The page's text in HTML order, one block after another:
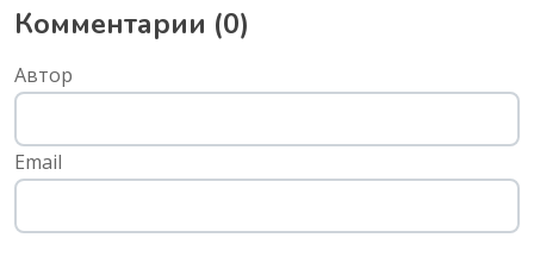
Комментарии (0)
Автор
Email